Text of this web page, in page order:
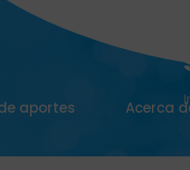
aportes Acerca